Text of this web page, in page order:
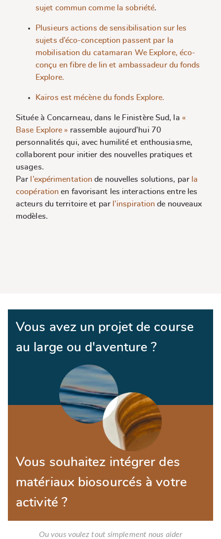
sujet commun comme la sobriété.
Plusieurs actions de sensibilisation sur les
sujets d’éco-conception passent par la
mobilisation du catamaran We Explore, éco-
conçu en fibre de lin et ambassadeur du fonds
Explore.
Kaïros est mécène du fonds Explore.
Située à Concarneau, dans le Finistère Sud, la «
Base Explore » rassemble aujourd’hui 70
personnalités qui, avec humilité et enthousiasme,
collaborent pour initier des nouvelles pratiques et
usages.
Par
l’expérimentation de nouvelles solutions, par la
coopération en favorisant les interactions entre les
acteurs du territoire et par l’inspiration de nouveaux
modèles.
Vous avez un projet de course
au large ou d'aventure ?
Vous souhaitez intégrer des
matériaux biosourcés à votre
activité ?
Ou vous voulez tout simplement nous aider